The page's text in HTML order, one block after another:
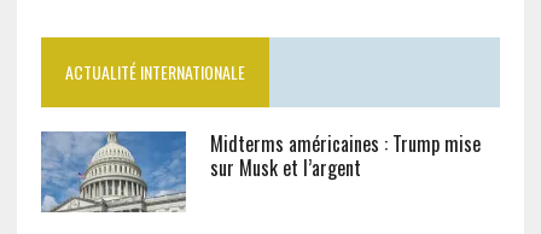
ACTUALITÉ INTERNATIONALE
Midterms américaines : Trump mise
sur Musk et l’argent